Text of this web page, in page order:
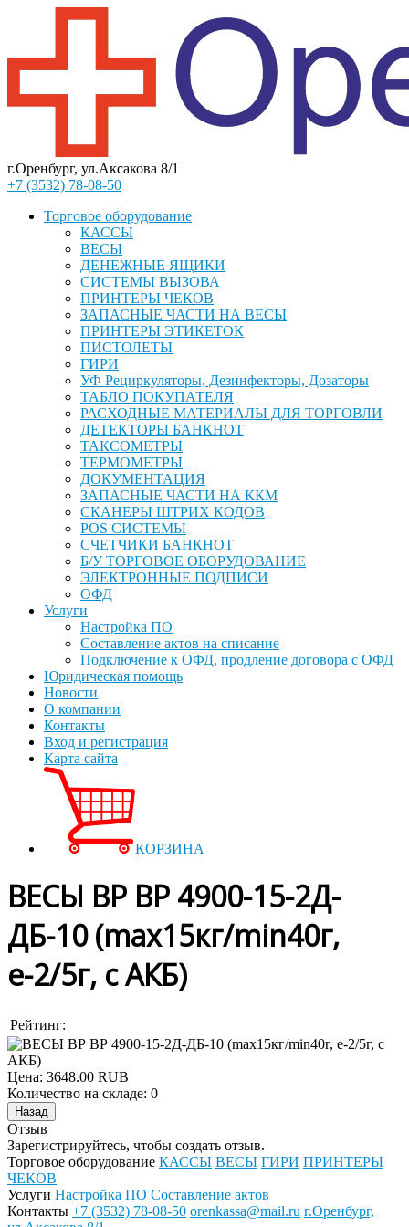
г.Оренбург, ул.Аксакова 8/1
+7 (3532) 78-08-50
Торговое оборудование
КАССЫ
ВЕСЫ
ДЕНЕЖНЫЕ ЯЩИКИ
СИСТЕМЫ ВЫЗОВА
ПРИНТЕРЫ ЧЕКОВ
ЗАПАСНЫЕ ЧАСТИ НА ВЕСЫ
ПРИНТЕРЫ ЭТИКЕТОК
ПИСТОЛЕТЫ
ГИРИ
УФ Рециркуляторы, Дезинфекторы, Дозаторы
ТАБЛО ПОКУПАТЕЛЯ
РАСХОДНЫЕ МАТЕРИАЛЫ ДЛЯ ТОРГОВЛИ
ДЕТЕКТОРЫ БАНКНОТ
ТАКСОМЕТРЫ
ТЕРМОМЕТРЫ
ДОКУМЕНТАЦИЯ
ЗАПАСНЫЕ ЧАСТИ НА ККМ
СКАНЕРЫ ШТРИХ КОДОВ
POS СИСТЕМЫ
СЧЕТЧИКИ БАНКНОТ
Б/У ТОРГОВОЕ ОБОРУДОВАНИЕ
ЭЛЕКТРОННЫЕ ПОДПИСИ
ОФД
Услуги
Настройка ПО
Составление актов на списание
Подключение к ОФД, продление договора с ОФД
Юридическая помощь
Новости
О компании
Контакты
Вход и регистрация
Карта сайта
КОРЗИНА
ВЕСЫ ВР ВР 4900-15-2Д-
ДБ-10 (max15кг/min40г,
е-2/5г, с АКБ)
Рейтинг:
Цена: 3648.00 RUB
Количество на складе: 0
Отзыв
Зарегистрируйтесь, чтобы создать отзыв.
Торговое оборудование КАССЫ ВЕСЫ ГИРИ ПРИНТЕРЫ
ЧЕКОВ
Услуги Настройка ПО Составление актов
Контакты +7 (3532) 78-08-50 orenkassa@mail.ru г.Оренбург,